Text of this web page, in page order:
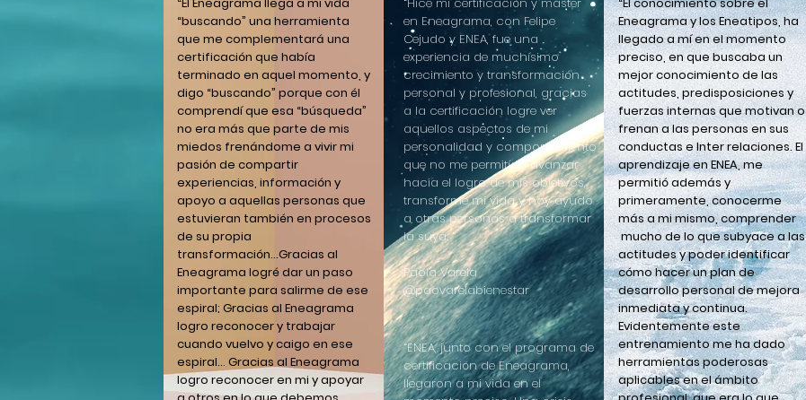
“buscando” una herramienta
que me complementará una
certificación que había
terminado en aquel momento, y
digo “buscando” porque con él
comprendí que esa “búsqueda”
no era más que parte de mis
miedos frenándome a vivir mi
pasión de compartir
experiencias, información y
apoyo a aquellas personas que
estuvieran también en procesos
de su propia
transformación...Gracias al
Eneagrama logré dar un paso
importante para salirme de ese
espiral; Gracias al Eneagrama
logro reconocer y trabajar
cuando vuelvo y caigo en ese
espiral... Gracias al Eneagrama
logro reconocer en mi y apoyar
en Eneagrama, con Felipe
Cejudo y ENEA, fue una
experiencia de muchísimo
crecimiento y transformación
personal y profesional, gracias
a la certificación logre ver
aquellos aspectos de mi
personalidad y comportamiento
que no me permitían avanzar
hacia el logro de mis objetivos,
transforme mi vida y hoy ayudo
a otras personas a transformar
la suya. “
Paola Varela
@paovarelabienestar
“ENEA, junto con el programa de
certificación de Eneagrama,
llegaron a mi vida en el
Eneagrama y los Eneatipos, ha
llegado a mí en el momento
preciso, en que buscaba un
mejor conocimiento de las
actitudes, predisposiciones y
fuerzas internas que motivan o
frenan a las personas en sus
conductas e Inter relaciones. El
aprendizaje en ENEA, me
permitió además y
primeramente, conocerme
más a mi mismo, comprender
mucho de lo que subyace a las
actitudes y poder identificar
cómo hacer un plan de
desarrollo personal de mejora
inmediata y continua.
Evidentemente este
entrenamiento me ha dado
herramientas poderosas
aplicables en el ámbito